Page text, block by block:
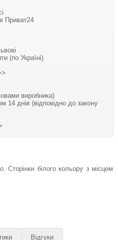
Приват24
(по Україні)
виробника)
14 днів (відповідно до закону
білого кольору з місцем
Відгуки